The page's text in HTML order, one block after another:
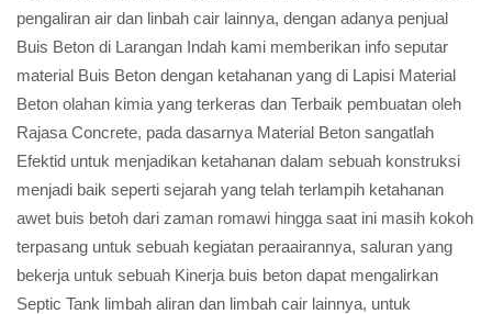
pengaliran air dan linbah cair lainnya, dengan adanya penjual
Buis Beton di Larangan Indah kami memberikan info seputar
material Buis Beton dengan ketahanan yang di Lapisi Material
Beton olahan kimia yang terkeras dan Terbaik pembuatan oleh
Rajasa Concrete, pada dasarnya Material Beton sangatlah
Efektid untuk menjadikan ketahanan dalam sebuah konstruksi
menjadi baik seperti sejarah yang telah terlampih ketahanan
awet buis betoh dari zaman romawi hingga saat ini masih kokoh
terpasang untuk sebuah kegiatan peraairannya, saluran yang
bekerja untuk sebuah Kinerja buis beton dapat mengalirkan
Septic Tank limbah aliran dan limbah cair lainnya, untuk